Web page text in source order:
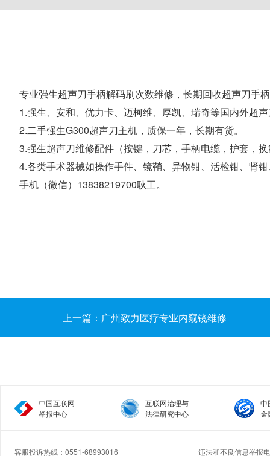
专业强生超声刀手柄解码刷次数维修，长期回收超声刀手
1.强生、安和、优力卡、迈柯维、厚凯、瑞奇等国内外超
2.二手强生G300超声刀主机，质保一年，长期有货。
3.强生超声刀维修配件（按键，刀芯，手柄电缆，护套，
4.各类手术器械如操作手件、镜鞘、异物钳、活检钳、肾
手机（微信）13838219700耿工。
上一篇：广州致力医疗专业内窥镜维修
中国互联网
举报中心
互联网治理与
法律研究中心
中
金
客服投诉热线：0551-68993016 违法和不良信息举报